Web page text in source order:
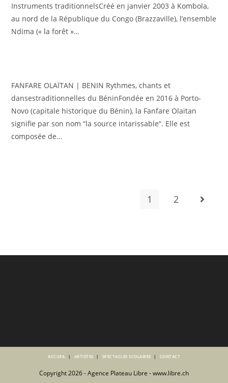
Instruments traditionnelsCréé en janvier 2003 à Kombola,
au nord de la République du Congo (Brazzaville), l’ensemble
Ndima (« la forêt »…
FANFARE OLAÏTAN | BENIN Rythmes, chants et
dansestraditionnelles du BéninFondée en 2016 à Porto-
Novo (capitale historique du Bénin), la Fanfare Olaïtan
signifie par son nom “la source intarissable“. Elle est
composée de…
1 2 Aller à
ACCUEIL ARTISTES SPECTACLES SCOLAIRES CONTACT
Copyright 2026 - Agence Plateau Libre - www.libre.ch